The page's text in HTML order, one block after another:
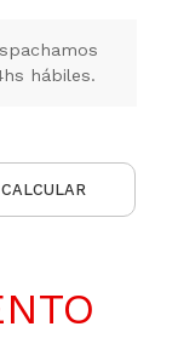
hábiles.
CALCULAR